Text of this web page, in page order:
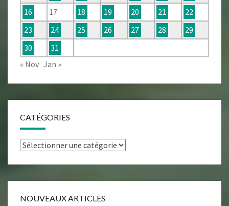
16
17 18 19 20 21
22
23
24 25 26 27 28
29
30
31
« Nov Jan »
CATÉGORIES
Catégories
NOUVEAUX ARTICLES